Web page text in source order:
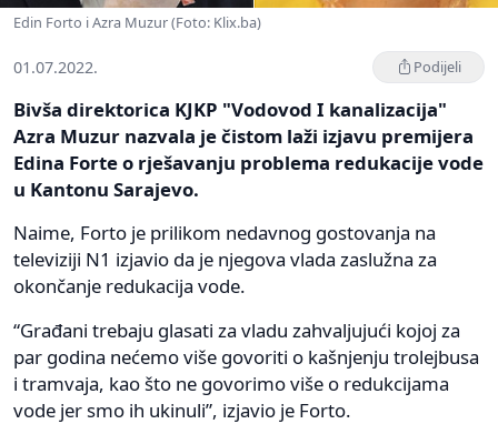
Edin Forto i Azra Muzur (Foto: Klix.ba)
01.07.2022. Podijeli
Bivša direktorica KJKP "Vodovod I kanalizacija"
Azra Muzur nazvala je čistom laži izjavu premijera
Edina Forte o rješavanju problema redukacije vode
u Kantonu Sarajevo.
Naime, Forto je prilikom nedavnog gostovanja na
televiziji N1 izjavio da je njegova vlada zaslužna za
okončanje redukacija vode.
“Građani trebaju glasati za vladu zahvaljujući kojoj za
par godina nećemo više govoriti o kašnjenju trolejbusa
i tramvaja, kao što ne govorimo više o redukcijama
vode jer smo ih ukinuli”, izjavio je Forto.